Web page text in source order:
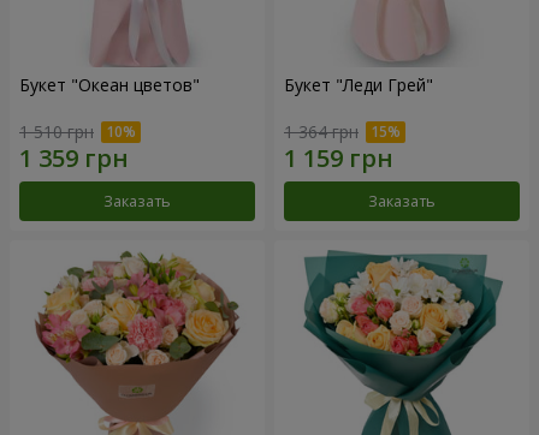
Букет "Океан цветов"
1 510 грн
Заказать
Букет "Леди Грей"
1 364 грн
Заказать